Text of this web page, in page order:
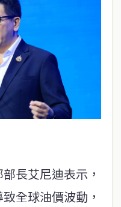
長艾尼迪表示，
全球油價波動，